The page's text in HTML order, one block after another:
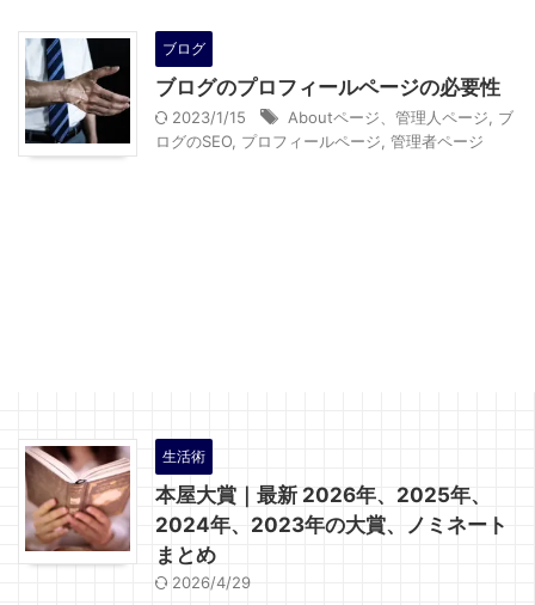
ブログ
ブログのプロフィールページの必要性
2023/1/15 Aboutページ、管理人ページ
ブ
ログのSEO プロフィールページ 管理者ページ
生活術
本屋大賞｜最新 2026年、2025年、
2024年、2023年の大賞、ノミネート
まとめ
2026/4/29